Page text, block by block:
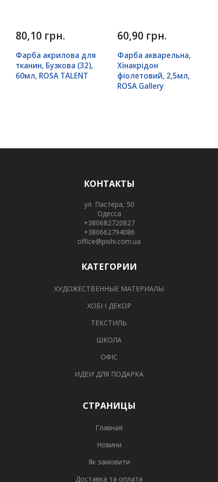
80,10 грн.
Фарба акрилова для
тканин, Бузкова (32),
60мл, ROSA TALENT
60,90 грн.
Фарба акварельна,
Хінакрідон
фіолетовий, 2,5мл,
ROSA Gallery
КОНТАКТЫ
ул. Пастера, 50
Одесса
+380682720827
+380662794086
office@pishi.com.ua
КАТЕГОРИИ
ХУДОЖЕСТВЕННЫЕ МАТЕРИАЛЫ
ХОБІ І ДЕКОР
ТЕКСТИЛЬ
ШКОЛА
ОФІС
ИДЕИ ДЛЯ ПОДАРКА
СТРАНИЦЫ
Главная
Новини
Як замовити
Доставка та оплата